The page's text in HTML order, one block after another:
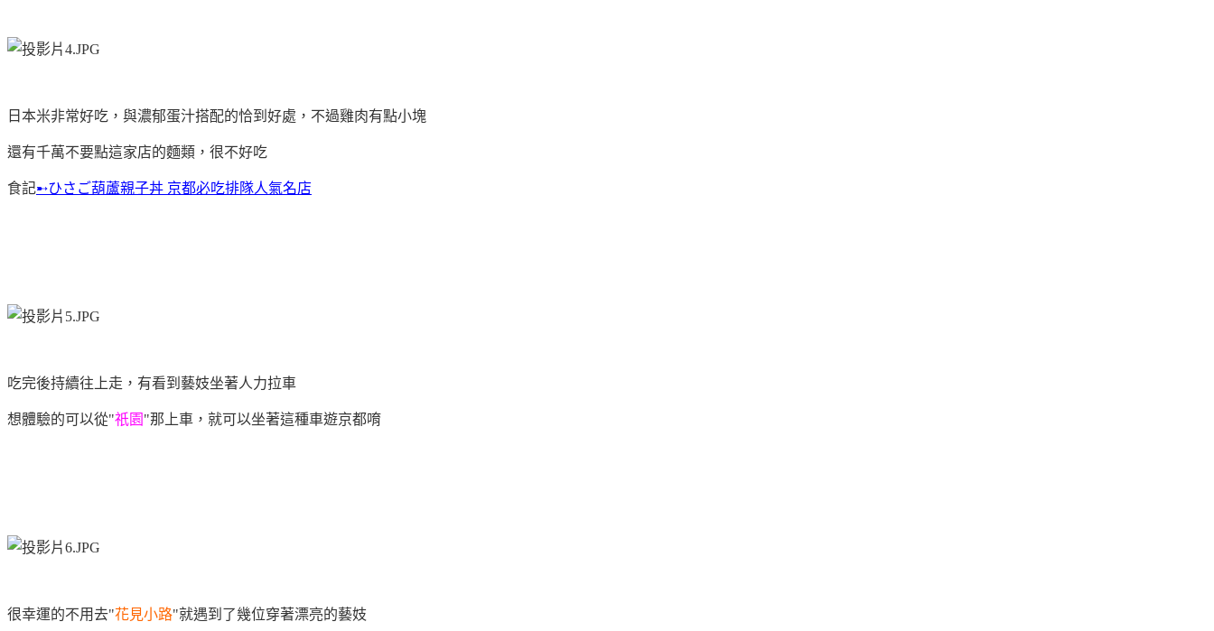
日本米非常好吃，與濃郁蛋汁搭配的恰到好處，不過雞肉有點小塊
還有千萬不要點這家店的麵類，很不好吃
食記➸ひさご葫蘆親子丼 京都必吃排隊人氣名店
吃完後持續往上走，有看到藝妓坐著人力拉車
想體驗的可以從"祇園 "那上車，就可以坐著這種車遊京都唷
很幸運的不用去"花見小路"就遇到了幾位穿著漂亮的藝妓